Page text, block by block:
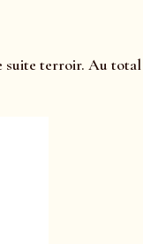
suite terroir. Au